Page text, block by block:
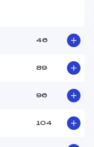
46
89
96
104